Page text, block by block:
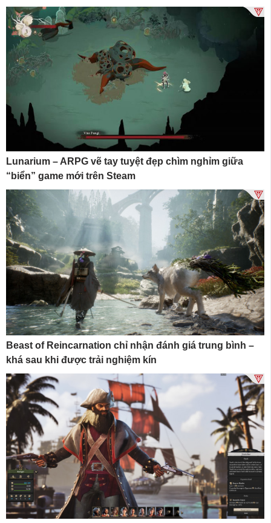
Lunarium – ARPG vẽ tay tuyệt đẹp chìm nghỉm giữa
“biển” game mới trên Steam
Beast of Reincarnation chỉ nhận đánh giá trung bình –
khá sau khi được trải nghiệm kín